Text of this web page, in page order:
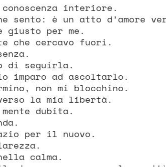
interiore.
è un atto d’amore
per me.
che cercavo fuori.
di seguirla.
imparo ad ascoltarlo.
non mi blocchino.
la mia libertà.
dubita.
per il nuovo.
calma.